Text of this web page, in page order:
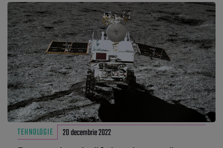
TEHNOLOGIE 20 decembrie 2022